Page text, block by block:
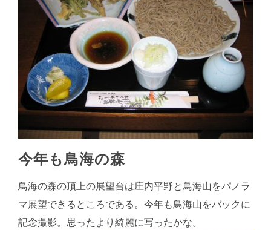
今年も鳥海の森
鳥海の森の頂上の展望台は庄内平野と鳥海山をパノラ
マ展望できるところである。今年も鳥海山をバックに
記念撮影。思ったより綺麗に写ったかな。